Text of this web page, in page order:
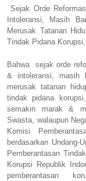
Sejak Orde
Intoleransi, Masih
Merusak Tatanan
Tindak Pidana
Bahwa sejak orde
& intoleransi, masih
merusak tatanan
tindak pidana
semakin marak &
Swasta, walaupun
Komisi
berdasarkan Undang-
Pemberantasan
Korupsi Republik
pemberantasan